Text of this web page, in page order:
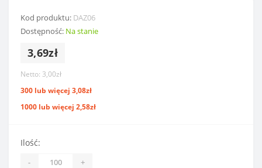
Kod produktu: DAZ06
Dostępność: Na stanie
3,69zł
Netto: 3,00zł
300 lub więcej 3,08zł
1000 lub więcej 2,58zł
Ilość:
- +